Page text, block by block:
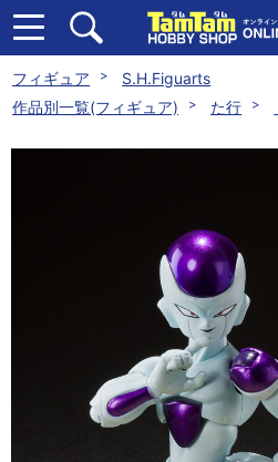
フィギュア
S.H.Figuarts
作品別一覧(フィギュア)
た行